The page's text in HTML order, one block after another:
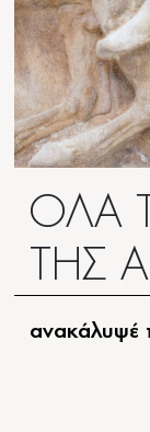
ΟΛΑ
ΤΗΣ
ανακάλυψέ